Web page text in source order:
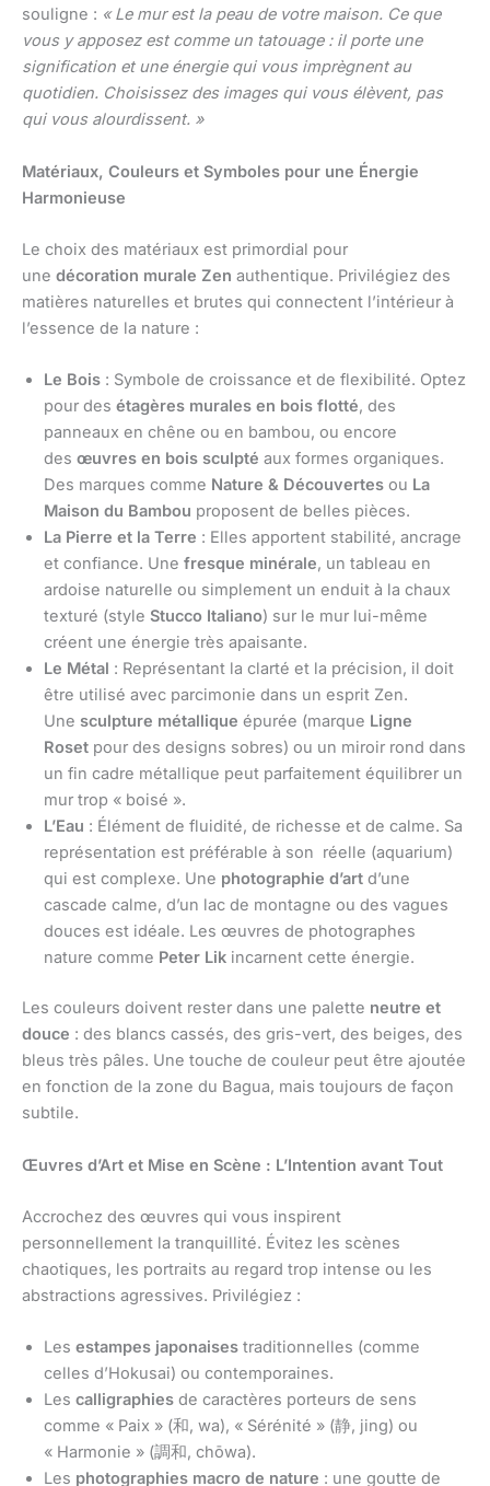
souligne : « Le mur est la peau de votre maison. Ce que
vous y apposez est comme un tatouage : il porte une
signification et une énergie qui vous imprègnent au
quotidien. Choisissez des images qui vous élèvent, pas
qui vous alourdissent. »
Matériaux, Couleurs et Symboles pour une Énergie
Harmonieuse
Le choix des matériaux est primordial pour
une décoration murale Zen authentique. Privilégiez des
matières naturelles et brutes qui connectent l’intérieur à
l’essence de la nature :
Le Bois : Symbole de croissance et de flexibilité. Optez
pour des étagères murales en bois flotté, des
panneaux en chêne ou en bambou, ou encore
des œuvres en bois sculpté aux formes organiques.
Des marques comme Nature & Découvertes ou La
Maison du Bambou proposent de belles pièces.
La Pierre et la Terre : Elles apportent stabilité, ancrage
et confiance. Une fresque minérale, un tableau en
ardoise naturelle ou simplement un enduit à la chaux
texturé (style Stucco Italiano) sur le mur lui-même
créent une énergie très apaisante.
Le Métal : Représentant la clarté et la précision, il doit
être utilisé avec parcimonie dans un esprit Zen.
Une sculpture métallique épurée (marque Ligne
Roset pour des designs sobres) ou un miroir rond dans
un fin cadre métallique peut parfaitement équilibrer un
mur trop « boisé ».
L’Eau : Élément de fluidité, de richesse et de calme. Sa
représentation est préférable à son réelle (aquarium)
qui est complexe. Une photographie d’art d’une
cascade calme, d’un lac de montagne ou des vagues
douces est idéale. Les œuvres de photographes
nature comme Peter Lik incarnent cette énergie.
Les couleurs doivent rester dans une palette neutre et
douce : des blancs cassés, des gris-vert, des beiges, des
bleus très pâles. Une touche de couleur peut être ajoutée
en fonction de la zone du Bagua, mais toujours de façon
subtile.
Œuvres d’Art et Mise en Scène : L’Intention avant Tout
Accrochez des œuvres qui vous inspirent
personnellement la tranquillité. Évitez les scènes
chaotiques, les portraits au regard trop intense ou les
abstractions agressives. Privilégiez :
Les estampes japonaises traditionnelles (comme
celles d’Hokusai) ou contemporaines.
Les calligraphies de caractères porteurs de sens
comme « Paix » (和, wa), « Sérénité » (静, jing) ou
« Harmonie » (調和, chōwa).
Les photographies macro de nature : une goutte de